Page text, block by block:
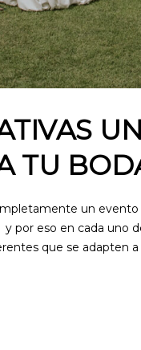
TU
un
por eso en cada uno
que se adapten